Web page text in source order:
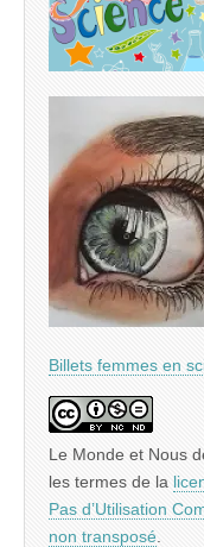
Billets femmes en
Le Monde et Nous
les termes de la
Pas d’Utilisation
non transposé